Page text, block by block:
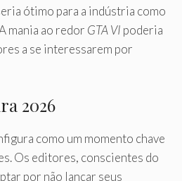
ótimo para a indústria como
mania ao redor GTA VI poderia
a se interessarem por
2026
como um momento chave
Os editores, conscientes do
por não lançar seus